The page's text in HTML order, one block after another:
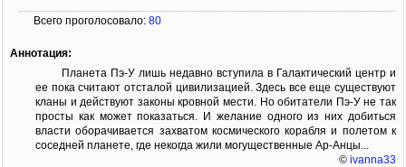
Всего проголосовало: 80
Аннотация:
Планета Пэ-У лишь недавно вступила в Галактический центр и
ее пока считают отсталой цивилизацией. Здесь все еще существуют
кланы и действуют законы кровной мести. Но обитатели Пэ-У не так
просты как может показаться. И желание одного из них добиться
власти оборачивается захватом космического корабля и полетом к
соседней планете, где некогда жили могущественные Ар-Анцы...
© ivanna33